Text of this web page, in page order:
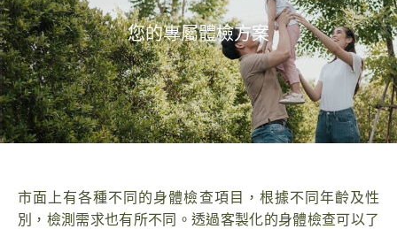
您的專屬體檢方案
市面上有各種不同的身體檢查項目，根據不同年齡及性
別，檢測需求也有所不同。透過客製化的身體檢查可以了